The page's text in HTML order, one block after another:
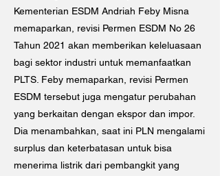
Kementerian ESDM Andriah Feby Misna
memaparkan, revisi Permen ESDM No 26
Tahun 2021 akan memberikan keleluasaan
bagi sektor industri untuk memanfaatkan
PLTS. Feby memaparkan, revisi Permen
ESDM tersebut juga mengatur perubahan
yang berkaitan dengan ekspor dan impor.
Dia menambahkan, saat ini PLN mengalami
surplus dan keterbatasan untuk bisa
menerima listrik dari pembangkit yang